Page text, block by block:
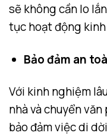
sẽ không cần lo
tục hoạt động
Bảo đảm an
Với kinh nghiệm
nhà và chuyển
bảo đảm việc di